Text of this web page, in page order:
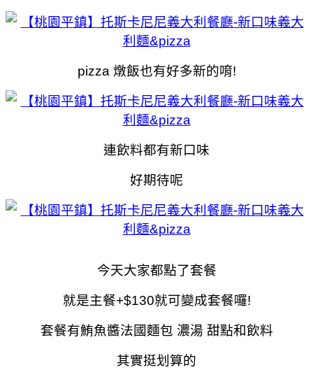
pizza 燉飯也有好多新的唷!
連飲料都有新口味
好期待呢
今天大家都點了套餐
就是主餐+$130就可變成套餐囉!
套餐有鮪魚醬法國麵包 濃湯 甜點和飲料
其實挺划算的